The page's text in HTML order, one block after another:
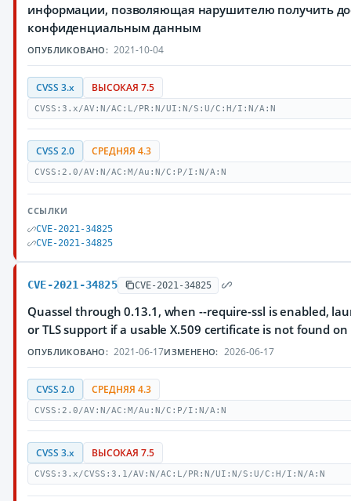
информации, позволяющая нарушителю получить
конфиденциальным данным
ОПУБЛИКОВАНО: 2021-10-04
CVSS 3.x ВЫСОКАЯ 7.5
CVSS:3.x/AV:N/AC:L/PR:N/UI:N/S:U/C:H/I:N/A:N
CVSS 2.0 СРЕДНЯЯ 4.3
CVSS:2.0/AV:N/AC:M/Au:N/C:P/I:N/A:N
ССЫЛКИ
CVE-2021-34825
CVE-2021-34825
CVE-2021-34825 CVE-2021-34825
Quassel through 0.13.1, when --require-ssl is enabled,
or TLS support if a usable X.509 certificate is not found
ОПУБЛИКОВАНО: 2021-06-17ИЗМЕНЕНО: 2026-06-17
CVSS 2.0 СРЕДНЯЯ 4.3
CVSS:2.0/AV:N/AC:M/Au:N/C:P/I:N/A:N
CVSS 3.x ВЫСОКАЯ 7.5
CVSS:3.x/CVSS:3.1/AV:N/AC:L/PR:N/UI:N/S:U/C:H/I:N/A:N